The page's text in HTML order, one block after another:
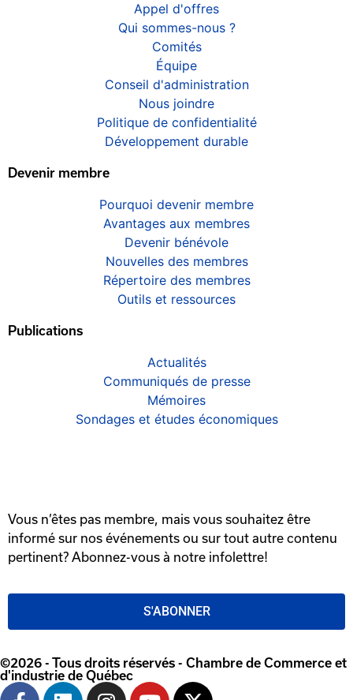
Appel d'offres
Qui sommes-nous ?
Comités
Équipe
Conseil d'administration
Nous joindre
Politique de confidentialité
Développement durable
Devenir membre
Pourquoi devenir membre
Avantages aux membres
Devenir bénévole
Nouvelles des membres
Répertoire des membres
Outils et ressources
Publications
Actualités
Communiqués de presse
Mémoires
Sondages et études économiques
Vous n’êtes pas membre, mais vous souhaitez être
informé sur nos événements ou sur tout autre contenu
pertinent? Abonnez-vous à notre infolettre!
S'ABONNER
©2026 - Tous droits réservés - Chambre de Commerce et
d'industrie de Québec